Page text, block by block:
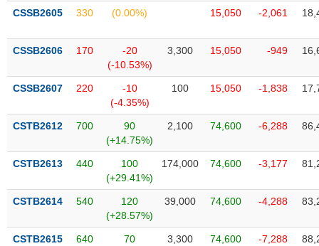
CSSB2605 330 (0.00%) 15,050 -2,061
CSSB2606 170
-20
(-10.53%)
3,300 15,050 -949
CSSB2607 220
-10
(-4.35%)
100 15,050 -1,838
CSTB2612 700
90
(+14.75%)
2,100 74,600 -6,288
CSTB2613 440
100
(+29.41%)
174,000 74,600 -3,177
CSTB2614 540
120
(+28.57%)
39,000 74,600 -4,288
CSTB2615 640
70
3,300 74,600 -7,288
chính
Dữ
liệu
chính